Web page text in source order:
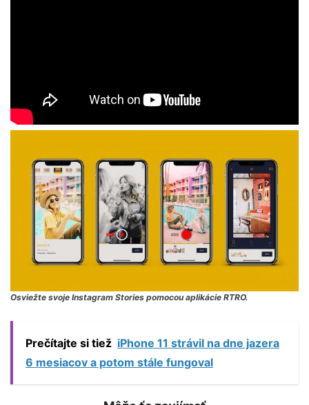
Osviežte svoje Instagram Stories pomocou aplikácie RTRO.
Prečítajte si tiež iPhone 11 strávil na dne jazera
6 mesiacov a potom stále fungoval